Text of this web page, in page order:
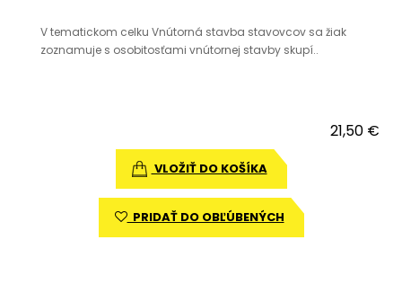
V tematickom celku Vnútorná stavba stavovcov sa žiak
zoznamuje s osobitosťami vnútornej stavby skupí..
21,50 €
VLOŽIŤ DO KOŠÍKA
PRIDAŤ DO OBĽÚBENÝCH